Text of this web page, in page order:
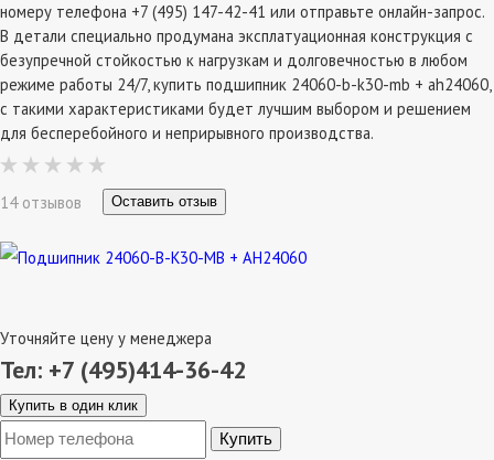
номеру телефона +7 (495) 147-42-41 или отправьте онлайн-запрос.
В детали специально продумана эксплатуационная конструкция с
безупречной стойкостью к нагрузкам и долговечностью в любом
режиме работы 24/7, купить подшипник 24060-b-k30-mb + ah24060,
с такими характеристиками будет лучшим выбором и решением
для бесперебойного и неприрывного производства.
14 отзывов Оставить отзыв
Уточняйте цену у менеджера
Тел: +7 (495)414-36-42
Купить в один клик